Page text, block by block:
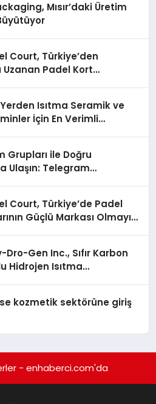
Mısır’daki Üretim
Court, Türkiye’den
Uzanan Padel Kort
Isıtma Seramik ve
İçin En Verimli
Grupları ile Doğru
Ulaşın: Telegram
Court, Türkiye’de Padel
Güçlü Markası Olmayı
Dro-Gen Inc., Sıfır Karbon
Hidrojen Isıtma
kozmetik sektörüne giriş
- enhaberci.com'da